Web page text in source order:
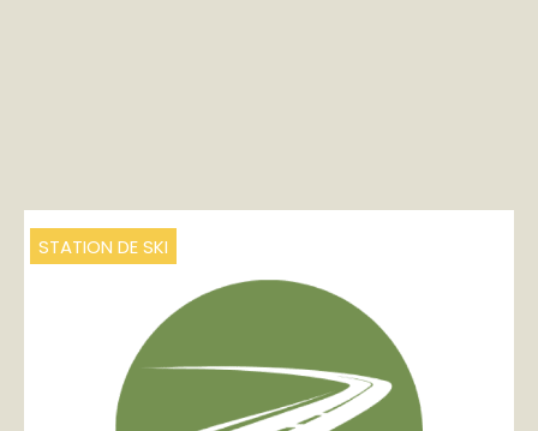
STATION DE SKI